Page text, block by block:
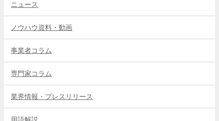
ニュース
ノウハウ資料・動画
事業者コラム
専門家コラム
業界情報・プレスリリース
用語解説